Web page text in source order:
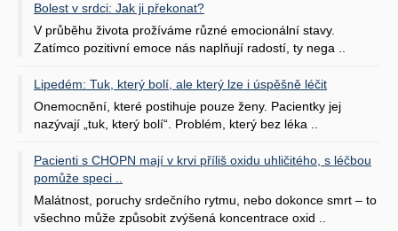
Bolest v srdci: Jak ji překonat?
V průběhu života prožíváme různé emocionální stavy.
Zatímco pozitivní emoce nás naplňují radostí, ty nega ..
Lipedém: Tuk, který bolí, ale který lze i úspěšně léčit
Onemocnění, které postihuje pouze ženy. Pacientky jej
nazývají „tuk, který bolí“. Problém, který bez léka ..
Pacienti s CHOPN mají v krvi příliš oxidu uhličitého, s léčbou
pomůže speci ..
Malátnost, poruchy srdečního rytmu, nebo dokonce smrt – to
všechno může způsobit zvýšená koncentrace oxid ..